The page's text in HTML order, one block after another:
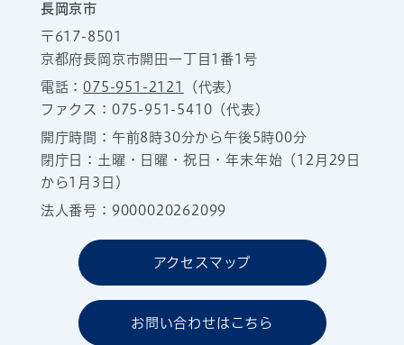
長岡京市
〒617-8501
京都府長岡京市開田一丁目1番1号
電話：075-951-2121
（代表）
ファクス：075-951-5410（代表）
開庁時間：午前8時30分から午後5時00分
閉庁日：土曜・日曜・祝日・年末年始（12月29日
から1月3日）
法人番号：9000020262099
アクセスマップ
お問い合わせはこちら